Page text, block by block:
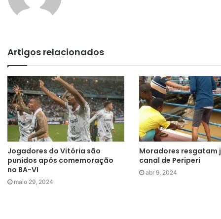
Artigos relacionados
Jogadores do Vitória são
punidos após comemoração
no BA-VI
maio 29, 2024
Moradores resgatam
canal de Periperi
abr 9, 2024